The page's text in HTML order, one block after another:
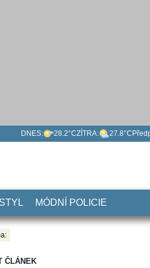
DNES: 28.2°CZÍTRA: 27.8°C
MÓDNÍ POLICIE
ČLÁNEK